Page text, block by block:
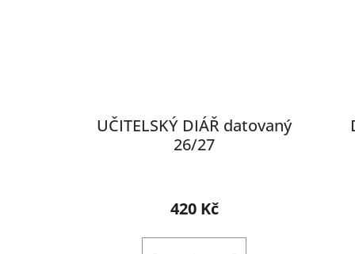
UČITELSKÝ DIÁŘ datovaný
26/27
hodnocení
je
420 Kč